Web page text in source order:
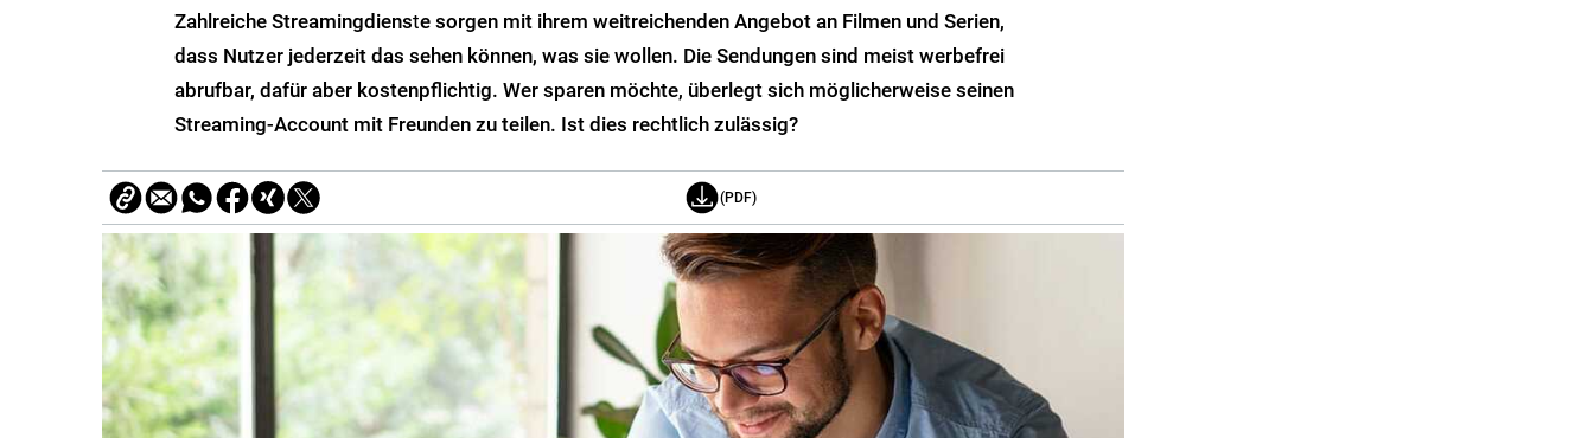
Zahlreiche Streamingdienste sorgen mit ihrem weitreichenden Angebot an Filmen und Serien,
dass Nutzer jederzeit das sehen können, was sie wollen. Die Sendungen sind meist werbefrei
abrufbar, dafür aber kostenpflichtig. Wer sparen möchte, überlegt sich möglicherweise seinen
Streaming-Account mit Freunden zu teilen. Ist dies rechtlich zulässig?
(PDF)